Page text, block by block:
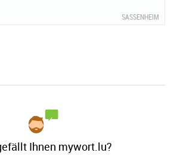
SASSENHEIM
Ihnen mywort.lu?